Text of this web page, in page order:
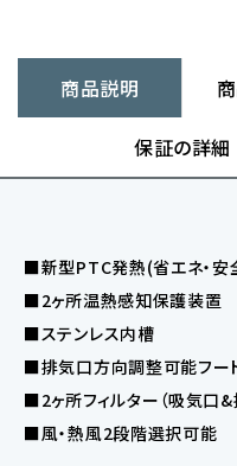
商品説明
保証の詳細
■新型PTC発熱(省エネ・安
■2ヶ所温熱感知保護装置
■ステンレス内槽
■排気口方向調整可能フー
■2ヶ所フィルター（吸気口&
■風・熱風2段階選択可能